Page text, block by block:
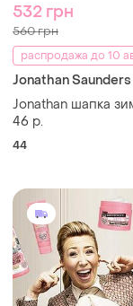
532 грн
560 грн
распродажа до 10
Jonathan Saunders
Jonathan шапка
46 р.
44